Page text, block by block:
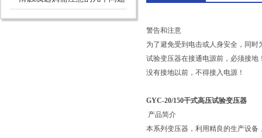
警告和注意
为了避免受到电击或人身安全，同
试验变压器在接通电源前，必须接地
没有接地以前，不得接入电源！
GYC-20/150干式高压试验变压器
产品简介
本系列变压器，利用精良的生产设